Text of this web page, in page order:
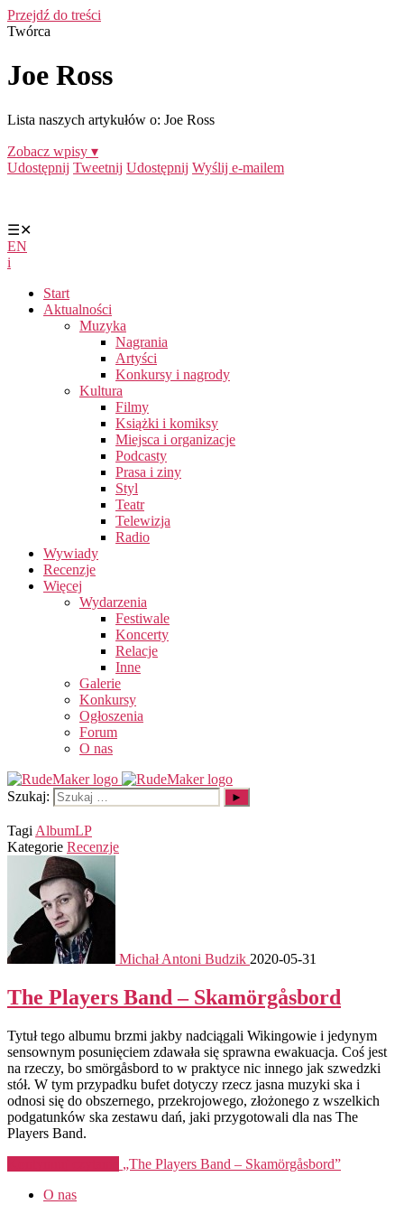
Przejdź do treści
Twórca
Joe Ross
Lista naszych artykułów o: Joe Ross
Zobacz wpisy ▾
Udostępnij Tweetnij Udostępnij Wyślij e-mailem
☰✕
EN
i
Start
Aktualności
Muzyka
Nagrania
Artyści
Konkursy i nagrody
Kultura
Filmy
Książki i komiksy
Miejsca i organizacje
Podcasty
Prasa i ziny
Styl
Teatr
Telewizja
Radio
Wywiady
Recenzje
Więcej
Wydarzenia
Festiwale
Koncerty
Relacje
Inne
Galerie
Konkursy
Ogłoszenia
Forum
O nas
Szukaj:
Tagi AlbumLP
Kategorie Recenzje
Michał Antoni Budzik 2020-05-31
The Players Band – Skamörgåsbord
Tytuł tego albumu brzmi jakby nadciągali Wikingowie i jedynym
sensownym posunięciem zdawała się sprawna ewakuacja. Coś jest
na rzeczy, bo smörgåsbord to w praktyce nic innego jak szwedzki
stół. W tym przypadku bufet dotyczy rzecz jasna muzyki ska i
odnosi się do obszernego, przekrojowego, złożonego z wszelkich
podgatunków ska zestawu dań, jaki przygotowali dla nas The
Players Band.
„The Players Band – Skamörgåsbord”
O nas